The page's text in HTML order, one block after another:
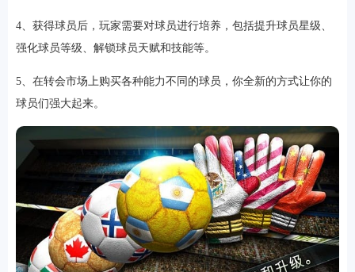
小游戏恋爱养成沙盒模组up主自制赛车竞速策略塔防动作射
益智休闲冒险解谜街机格斗模拟经营音乐游戏单机游戏战争策略
系统工具影音播放游戏辅助摄影美颜办公商务旅游出行金融理财
4、获得球员后，玩家需要对球员进行培养，包括提升球员星级、
强化球员等级、解锁球员天赋和技能等。
5、在转会市场上购买各种能力不同的球员，你全新的方式让你的
球员们强大起来。